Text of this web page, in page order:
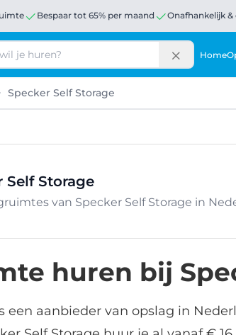
Bespaar tot 65% per maand Onafhankelijk
Home
Specker Self Storage
Self Storage
van Specker Self Storage in
huren bij
een aanbieder van opslag in